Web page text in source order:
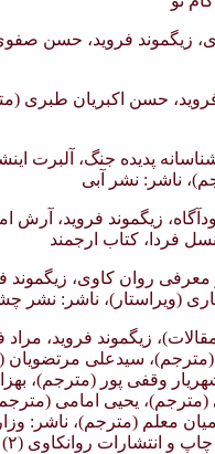
زیگموند فروید، حسن
حسن اکبریان طبری
پدیده جنگ، آلبرت
ناشر: نشر آبی
زیگموند فروید، آرش
فردا، کتاب ارجمند
معرفی روان کاوی، زیگموند
(ویراستار)، ناشر: نشر
مقالات)، زیگموند فروید، مراد
سیدعلی مرتضویان
وقفی پور (مترجم)،
(مترجم)، یحیی امامی
معلم (مترجم)، ناشر: